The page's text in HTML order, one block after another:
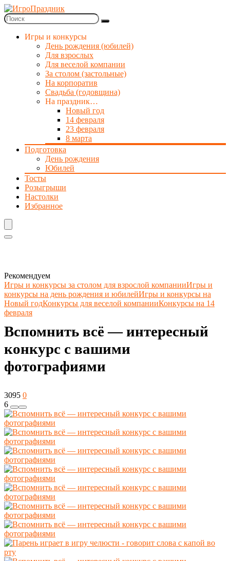
Игры и конкурсы
День рождения (юбилей)
Для взрослых
Для веселой компании
За столом (застольные)
На корпоратив
Свадьба (годовщина)
На праздник…
Новый год
14 февраля
23 февраля
8 марта
Подготовка
День рождения
Юбилей
Тосты
Розыгрыши
Настолки
Избранное
Рекомендуем
Игры и конкурсы за столом для взрослой компанииИгры и
конкурсы на день рождения и юбилейИгры и конкурсы на
Новый годКонкурсы для веселой компанииКонкурсы на 14
февраля
Вспомнить всё — интересный
конкурс с вашими
фотографиями
3095 0
6